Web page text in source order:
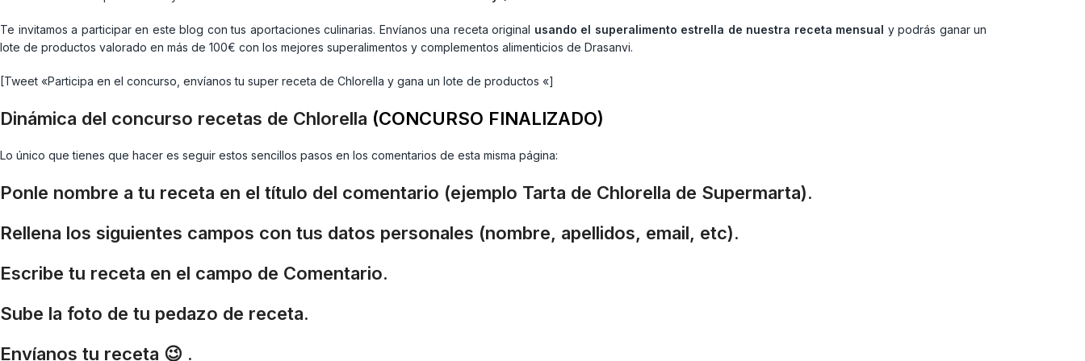
Te invitamos a participar en este blog con tus aportaciones culinarias. Envíanos una receta original usando el superalimento estrella de nuestra receta mensual y podrás ganar un
lote de productos valorado en más de 100€ con los mejores superalimentos y complementos alimenticios de Drasanvi.
[Tweet «Participa en el concurso, envíanos tu super receta de Chlorella y gana un lote de productos «]
Dinámica del concurso recetas de Chlorella (CONCURSO FINALIZADO)
Lo único que tienes que hacer es seguir estos sencillos pasos en los comentarios de esta misma página:
Ponle nombre a tu receta en el título del comentario (ejemplo Tarta de Chlorella de Supermarta).
Rellena los siguientes campos con tus datos personales (nombre, apellidos, email, etc).
Escribe tu receta en el campo de Comentario.
Sube la foto de tu pedazo de receta.
Envíanos tu receta 😉 .